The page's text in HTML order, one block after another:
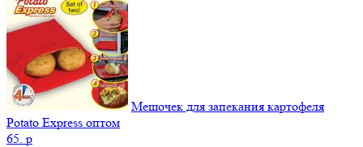
Мешочек для запекания картофеля
Potato Express оптом
65. p